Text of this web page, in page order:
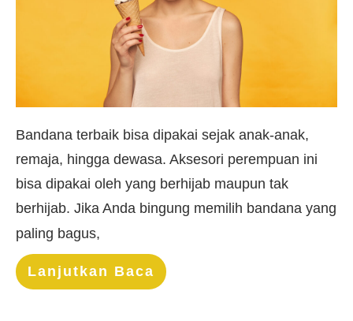
Bandana terbaik bisa dipakai sejak anak-anak,
remaja, hingga dewasa. Aksesori perempuan ini
bisa dipakai oleh yang berhijab maupun tak
berhijab. Jika Anda bingung memilih bandana yang
paling bagus,
Lanjutkan Baca